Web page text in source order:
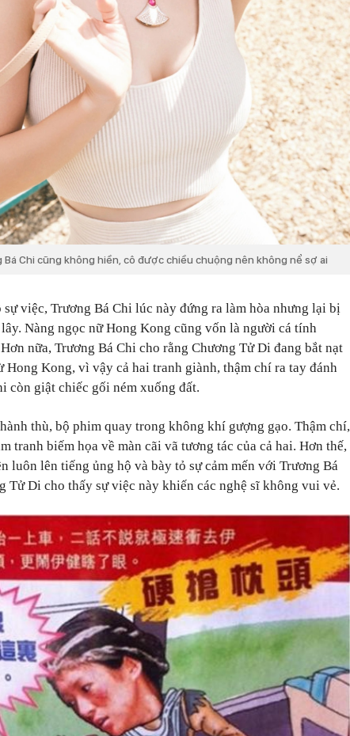
Chi cũng không hiền, cô được chiều chuộng nên không nể sợ ai
việc, Trương Bá Chi lúc này đứng ra làm hòa nhưng lại bị
Nàng ngọc nữ Hong Kong cũng vốn là người cá tính
nữa, Trương Bá Chi cho rằng Chương Tử Di đang bắt nạt
Hong Kong, vì vậy cả hai tranh giành, thậm chí ra tay đánh
còn giật chiếc gối ném xuống đất.
thù, bộ phim quay trong không khí gượng gạo. Thậm chí,
tranh biếm họa về màn cãi vã tương tác của cả hai. Hơn thế,
luôn lên tiếng ủng hộ và bày tỏ sự cảm mến với Trương Bá
Tử Di cho thấy sự việc này khiến các nghệ sĩ không vui vẻ.